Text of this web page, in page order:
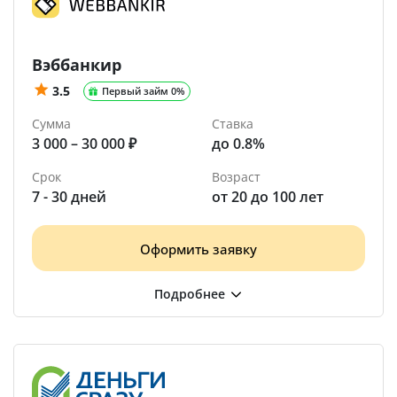
Вэббанкир
3.5 Первый займ 0%
Сумма
3 000 – 30 000 ₽
Ставка
до 0.8%
Срок
7 - 30 дней
Возраст
от 20 до 100 лет
Оформить заявку